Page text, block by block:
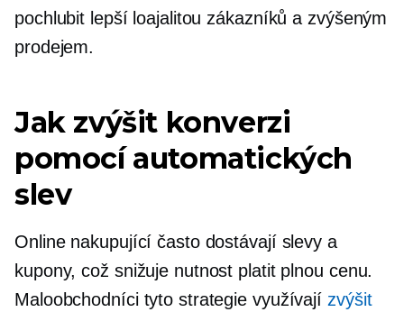
pochlubit lepší loajalitou zákazníků a zvýšeným
prodejem.
Jak zvýšit konverzi
pomocí automatických
slev
Online nakupující často dostávají slevy a
kupony, což snižuje nutnost platit plnou cenu.
Maloobchodníci tyto strategie využívají zvýšit